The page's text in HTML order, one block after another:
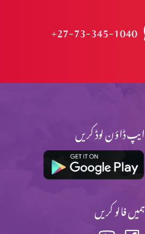
+27-73-345-1040
ایپ ڈاؤن لوڈ کریں
ہمیں فالو کریں